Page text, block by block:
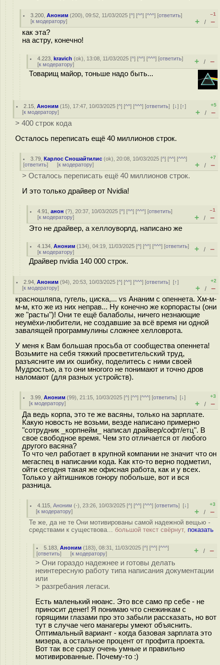
3.200 ,Аноним (200), 09:52, 11/03/2025 [^] [^^] [^^^] [ответить]
[к модератору]
–1
+ / –
как эта?
на астру, конечно!
4.223 ,kravich (ok), 13:08, 11/03/2025 [^] [^^] [^^^] [ответить]
[к модератору] + / –
Товарищ майор, тоньше надо быть...
2.15 ,Аноним (15), 17:47, 10/03/2025 [^] [^^] [^^^] [ответить][↓] [↑]
[к модератору]
+5
+ / –
> 400 строк кода
Осталось переписать ещё 40 миллионов строк.
3.79 ,Карлос Сношайтилис (ok), 20:08, 10/03/2025 [^] [^^] [^^^]
[ответить] [к модератору]
+7
+ / –
> Осталось переписать ещё 40 миллионов строк.
И это только драйвер от Nvidia!
4.91 ,анон (?), 20:37, 10/03/2025 [^] [^^] [^^^] [ответить]
[к модератору]
–1
+ / –
Это не драйвер, а хеллоуворлд, написано же
4.134 ,Аноним (134), 04:19, 11/03/2025 [^] [^^] [^^^] [ответить]
[к модератору] + / –
Драйвер nvidia 140 000 строк.
2.94 ,Аноним (94), 20:53, 10/03/2025 [^] [^^] [^^^] [ответить][↑]
[к модератору]
+2
+ / –
красношляпа, гугель, циска,... vs Ананим с опеннета. Хм-м-
м-м, кто же из них неправ... Ну конечно же корпорасты (они
же "расты")! Они те ещё балаболы, ничего незнающие
неумёхи-любители, не создавшие за всё время ни одной
завалящей программулины сложнее хелловрота.
У меня к Вам большая просьба от сообщества опеннета!
Возьмите на себя тяжкий просветительский труд,
разъясните им их ошибку, поделитесь с ними своей
Мудростью, а то они многого не понимают и точно дров
наломают (для разных устройств).
3.99 ,Аноним (99), 21:15, 10/03/2025 [^] [^^] [^^^] [ответить][↓]
[к модератору]
+3
+ / –
Да ведь корпа, это те же васяны, только на зарплате.
Какую новость не возьми, везде написано примерно
"сотрудник _корпнейм_ написал драйвер/софт/етц". В
свое свободное время. Чем это отличается от любого
другого васяна?
То что чел работает в крупной компании не значит что он
мегаспец в написании кода. Как кто-то верно подметил,
ойти сегодня такая же офисная работа, как и у всех.
Только у айтишников гонору побольше, вот и вся
разница.
4.115 ,Аноним (-), 23:26, 10/03/2025 [^] [^^] [^^^] [ответить][↓]
[к модератору]
+3
+ / –
Те же, да не те Они мотивированы самой надежной вещью -
средствами к существова... большой текст свёрнут, показать
5.183 ,Аноним (183), 08:31, 11/03/2025 [^] [^^] [^^^]
[ответить] [к модератору] + / –
> Они гораздо надежнее и готовы делать
неинтересную работу типа написания документации
или
> разгребания легаси.
Есть маленький нюанс. Это все само пр себе - не
приносит денег! Я понимаю что снeжинкaм с
горящими глазами про это забыли рассказать, но вот
тут в случае чего манагеры умеют объяснить.
Оптимальный вариант - когда базовая зарплата это
мизера, а остальное процент от профита проекта.
Вот так все сразу очень умные и правильно
мотивированные. Почему-то :)